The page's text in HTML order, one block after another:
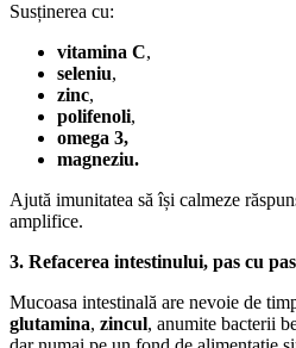
Susținerea cu:
vitamina C,
seleniu,
zinc,
polifenoli,
omega 3,
magneziu.
Ajută imunitatea să își calmeze
amplifice.
3. Refacerea intestinului, pas cu pas
Mucoasa intestinală are nevoie de
glutamina, zincul, anumite bacterii